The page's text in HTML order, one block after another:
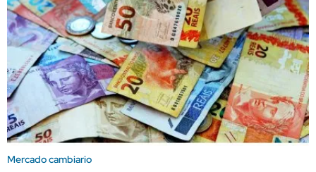
Mercado cambiario